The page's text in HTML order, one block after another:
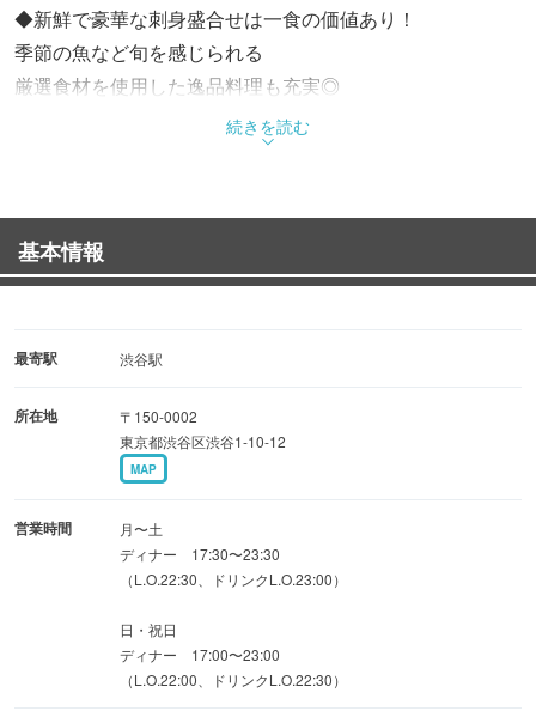
◆新鮮で豪華な刺身盛合せは一食の価値あり！
季節の魚など旬を感じられる
厳選食材を使用した逸品料理も充実◎
こだわり抜いた眞吉のコースはお得なので宴会にもどうぞ
続きを読む
基本情報
最寄駅 渋谷駅
所在地
〒150-0002
東京都渋谷区渋谷1-10-12
MAP
営業時間
月〜土
ディナー 17:30〜23:30
（L.O.22:30、ドリンクL.O.23:00）
日・祝日
ディナー 17:00〜23:00
（L.O.22:00、ドリンクL.O.22:30）